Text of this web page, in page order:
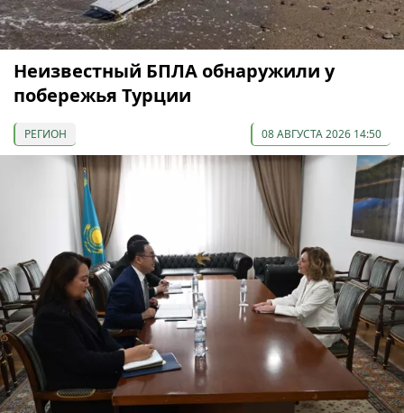
Неизвестный БПЛА обнаружили у
побережья Турции
РЕГИОН 08 АВГУСТА 2026 14:50